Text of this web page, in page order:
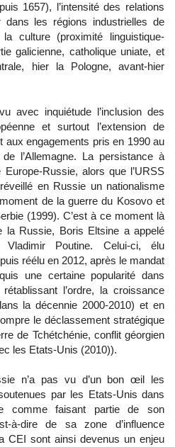
1657), l’intensité des relations
dans les régions industrielles de
culture (proximité linguistique-
galicienne, catholique uniate, et
hier la Pologne, avant-hier
avec inquiétude l’inclusion des
et surtout l’extension de
aux engagements pris en 1990 au
l’Allemagne. La persistance à
Europe-Russie, alors que l’URSS
en Russie un nationalisme
de la guerre du Kosovo et
(1999). C’est à ce moment là
la Russie, Boris Eltsine a appelé
Poutine. Celui-ci, élu
réélu en 2012, après le mandat
une certaine popularité dans
l’ordre, la croissance
la décennie 2000-2010) et en
le déclassement stratégique
de Tchétchénie, conflit géorgien
les Etats-Unis (2010)).
n’a pas vu d’un bon œil les
par les Etats-Unis dans
comme faisant partie de son
à-dire de sa zone d’influence
CEI sont ainsi devenus un enjeu